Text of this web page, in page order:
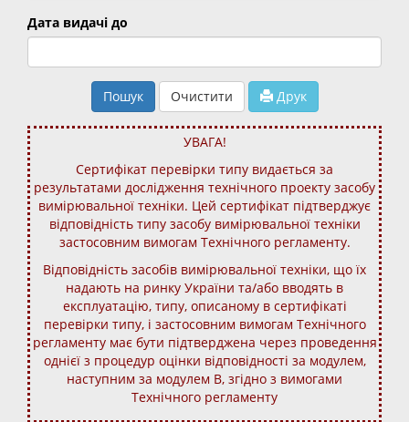
Дата видачі до
Пошук Очистити Друк
УВАГА!
Сертифікат перевірки типу видається за
результатами дослідження технічного проекту засобу
вимірювальної техніки. Цей сертифікат підтверджує
відповідність типу засобу вимірювальної техніки
застосовним вимогам Технічного регламенту.
Відповідність засобів вимірювальної техніки, що їх
надають на ринку України та/або вводять в
експлуатацію, типу, описаному в сертифікаті
перевірки типу, і застосовним вимогам Технічного
регламенту має бути підтверджена через проведення
однієї з процедур оцінки відповідності за модулем,
наступним за модулем В, згідно з вимогами
Технічного регламенту